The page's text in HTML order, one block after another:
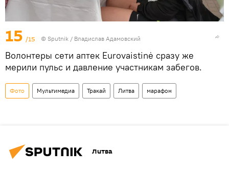
15 /15 © Sputnik / Владислав Адамовский
Волонтеры сети аптек Eurovaistinė сразу же
мерили пульс и давление участникам забегов.
Фото Мультимедиа Тракай Литва марафон
Литва